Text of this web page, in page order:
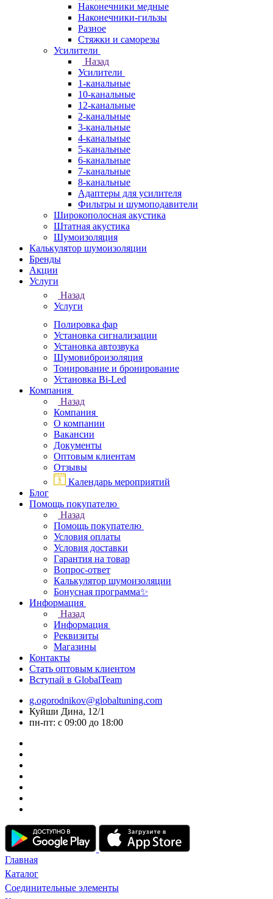
Наконечники медные
Наконечники-гильзы
Разное
Стяжки и саморезы
Усилители
Назад
Усилители
1-канальные
10-канальные
12-канальные
2-канальные
3-канальные
4-канальные
5-канальные
6-канальные
7-канальные
8-канальные
Адаптеры для усилителя
Фильтры и шумоподавители
Широкополосная акустика
Штатная акустика
Шумоизоляция
Калькулятор шумоизоляции
Бренды
Акции
Услуги
Назад
Услуги
Полировка фар
Установка сигнализации
Установка автозвука
Шумовиброизоляция
Тонирование и бронирование
Установка Bi-Led
Компания
Назад
Компания
О компании
Вакансии
Документы
Оптовым клиентам
Отзывы
Календарь мероприятий
Блог
Помощь покупателю
Назад
Помощь покупателю
Условия оплаты
Условия доставки
Гарантия на товар
Вопрос-ответ
Калькулятор шумоизоляции
Бонусная программа✨
Информация
Назад
Информация
Реквизиты
Магазины
Контакты
Стать оптовым клиентом
Вступай в GlobalTeam
g.ogorodnikov@globaltuning.com
Куйши Дина, 12/1
пн-пт: с 09:00 до 18:00
Главная
Каталог
Соединительные элементы